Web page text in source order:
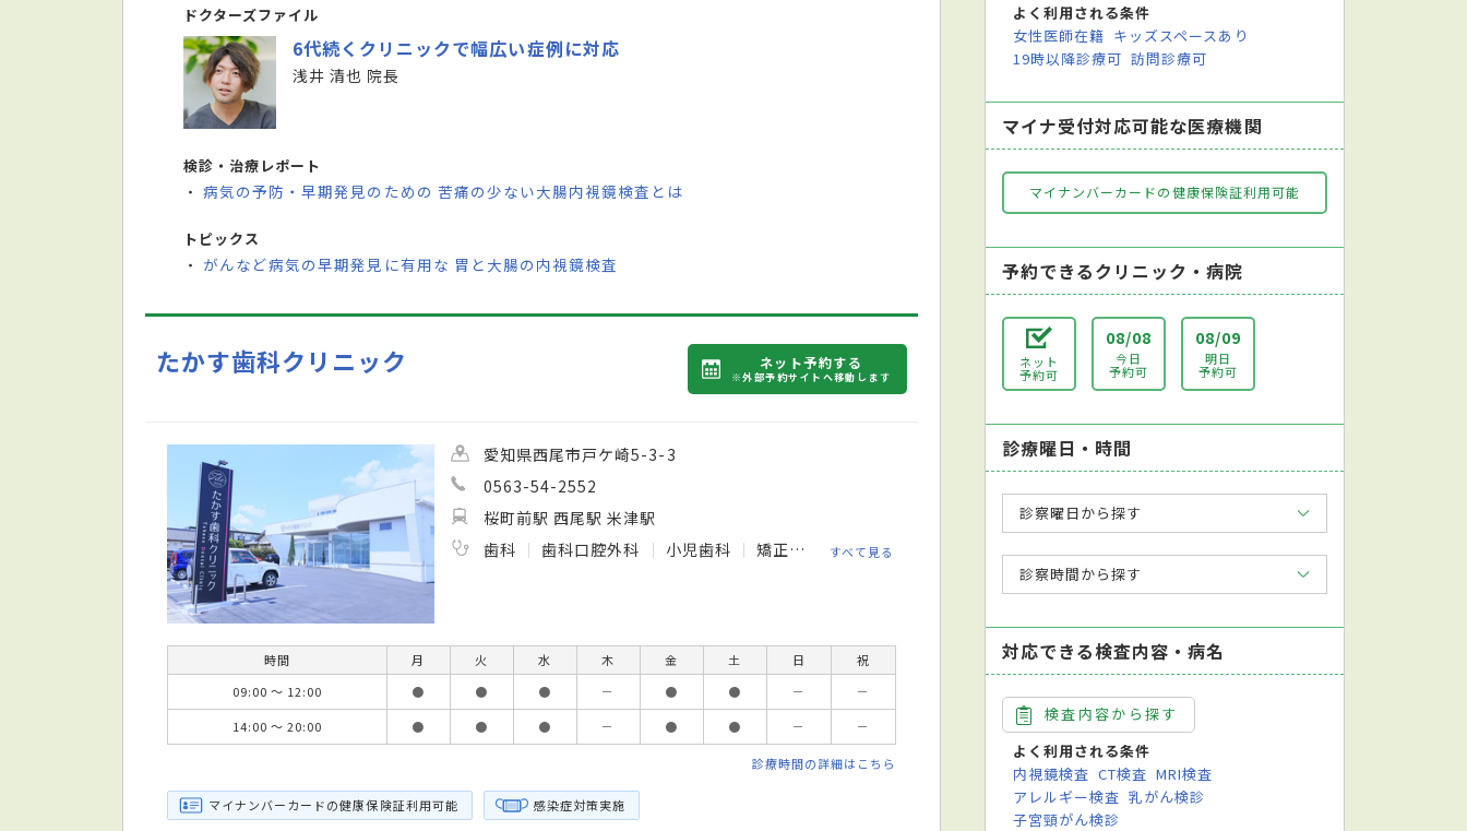
ドクターズファイル
6代続くクリニックで幅広い症例に対応
浅井 清也 院長
検診・治療レポート
・病気の予防・早期発見のための 苦痛の少ない大腸内視鏡検査とは
トピックス
・ がんなど病気の早期発見に有用な 胃と大腸の内視鏡検査
たかす歯科クリニック ネット予約する
※外部予約サイトへ移動します
愛知県西尾市戸ケ崎5-3-3
0563-54-2552
桜町前駅 西尾駅 米津駅
歯科
歯科口腔外科 小児歯科 矯正歯科 すべて見る
時間 月 火 水 木 金 土 日
祝
09:00 ～ 12:00
● ● ● － ● ● －
－
14:00 ～ 20:00
● ● ● － ● ● － －
診療時間の詳細はこちら
マイナンバーカードの健康保険証利用可能 感染症対策実施
よく利用される条件
女性医師在籍 キッズスペースあり
19時以降診療可 訪問診療可
マイナ受付対応可能な医療機関
マイナンバーカードの健康保険証利用可能
予約できるクリニック・病院
ネット
予約可
08/08
今日
予約可
08/09
明日
予約可
診療曜日・時間
診察曜日から探す
診察時間から探す
対応できる検査内容・病名
検査内容から探す
よく利用される条件
内視鏡検査 CT検査 MRI検査
アレルギー検査 乳がん検診
子宮頸がん検診